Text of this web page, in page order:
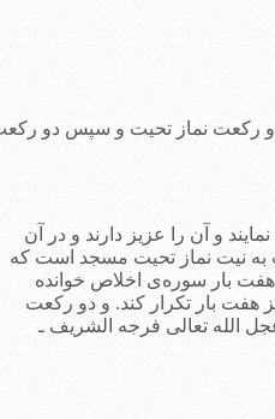
ركعت نماز تحيت و سپس دو ركعت
و آن را عزیز دارند و در آن
نیت نماز تحیت مسجد است که
بار سوره‌ی اخلاص خوانده
بار تکرار کند. و دو رکعت
الله تعالی فرجه الشریف ـ